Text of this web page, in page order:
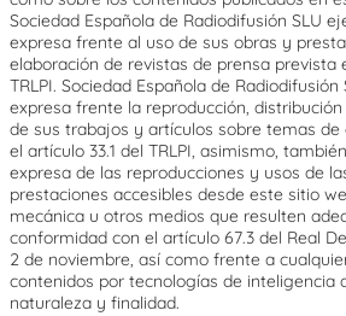
Sociedad Española de Radiodifusión SLU
expresa frente al uso de sus obras y
elaboración de revistas de prensa prevista
TRLPI. Sociedad Española de
expresa frente la reproducción,
de sus trabajos y artículos sobre temas de
el artículo 33.1 del TRLPI, asimismo,
expresa de las reproducciones y usos de
prestaciones accesibles desde este sitio
mecánica u otros medios que resulten
conformidad con el artículo 67.3 del Real
2 de noviembre, así como frente a
contenidos por tecnologías de inteligencia
naturaleza y finalidad.